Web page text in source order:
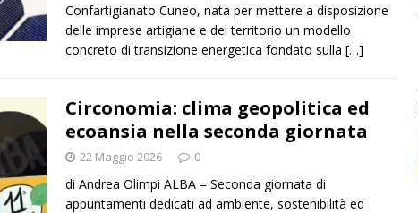
Confartigianato Cuneo, nata per mettere a disposizione
delle imprese artigiane e del territorio un modello
concreto di transizione energetica fondato sulla […]
Circonomia: clima geopolitica ed
ecoansia nella seconda giornata
22 Maggio 2026 0
di Andrea Olimpi ALBA – Seconda giornata di
appuntamenti dedicati ad ambiente, sostenibilità ed